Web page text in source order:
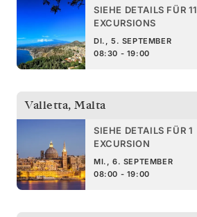
SIEHE DETAILS FÜR 11
EXCURSIONS
DI., 5. SEPTEMBER
08:30 - 19:00
Valletta, Malta
SIEHE DETAILS FÜR 1
EXCURSION
MI., 6. SEPTEMBER
08:00 - 19:00